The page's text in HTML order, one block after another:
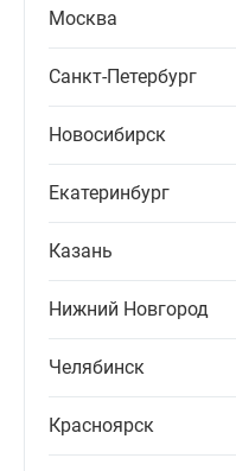
Москва
Санкт-Петербург
Новосибирск
Екатеринбург
Казань
Нижний Новгород
Челябинск
Красноярск